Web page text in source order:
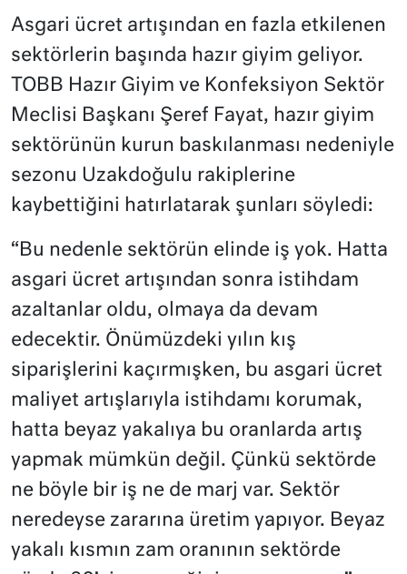
Asgari ücret artışından en fazla etkilenen
sektörlerin başında hazır giyim geliyor.
TOBB Hazır Giyim ve Konfeksiyon Sektör
Meclisi Başkanı Şeref Fayat, hazır giyim
sektörünün kurun baskılanması nedeniyle
sezonu Uzakdoğulu rakiplerine
kaybettiğini hatırlatarak şunları söyledi:
“Bu nedenle sektörün elinde iş yok. Hatta
asgari ücret artışından sonra istihdam
azaltanlar oldu, olmaya da devam
edecektir. Önümüzdeki yılın kış
siparişlerini kaçırmışken, bu asgari ücret
maliyet artışlarıyla istihdamı korumak,
hatta beyaz yakalıya bu oranlarda artış
yapmak mümkün değil. Çünkü sektörde
ne böyle bir iş ne de marj var. Sektör
neredeyse zararına üretim yapıyor. Beyaz
yakalı kısmın zam oranının sektörde